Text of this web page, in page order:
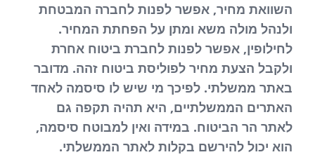
השוואת מחיר, אפשר לפנות לחברה המבטחת
ולנהל מולה משא ומתן על הפחתת המחיר.
לחילופין, אפשר לפנות לחברת ביטוח אחרת
ולקבל הצעת מחיר לפוליסת ביטוח זהה. מדובר
באתר ממשלתי. לפיכך מי שיש לו סיסמה לאחד
האתרים הממשלתיים, היא תהיה תקפה גם
לאתר הר הביטוח. במידה ואין למבוטח סיסמה,
הוא יכול להירשם בקלות לאתר הממשלתי.